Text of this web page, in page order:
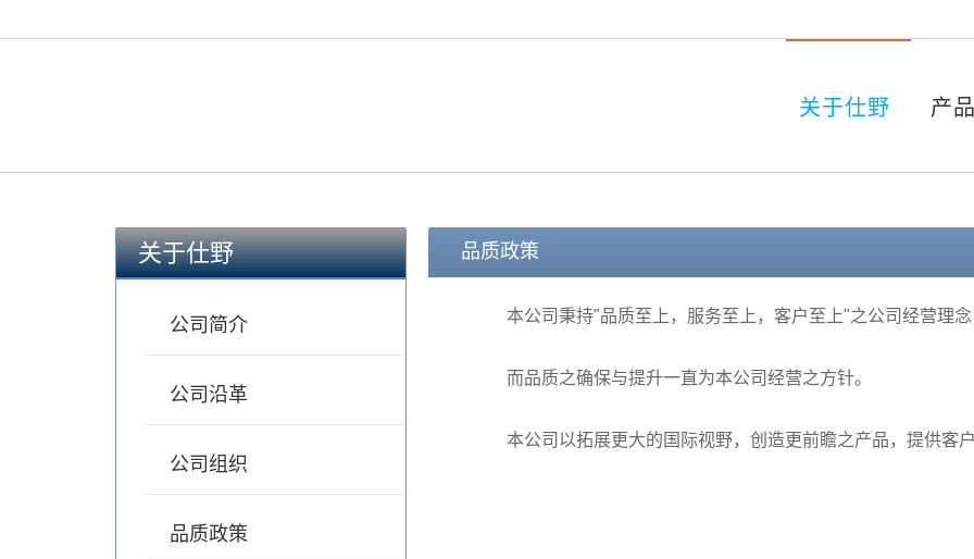
关于仕野 产
关于仕野
公司简介
公司沿革
公司组织
品质政策
品质政策
本公司秉持"品质至上，服务至上，客户至上"之公司经营理念
而品质之确保与提升一直为本公司经营之方针。
本公司以拓展更大的国际视野，创造更前瞻之产品，提供客户